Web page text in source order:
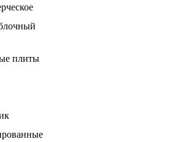
плиты